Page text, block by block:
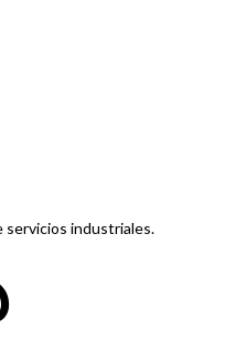
servicios industriales.